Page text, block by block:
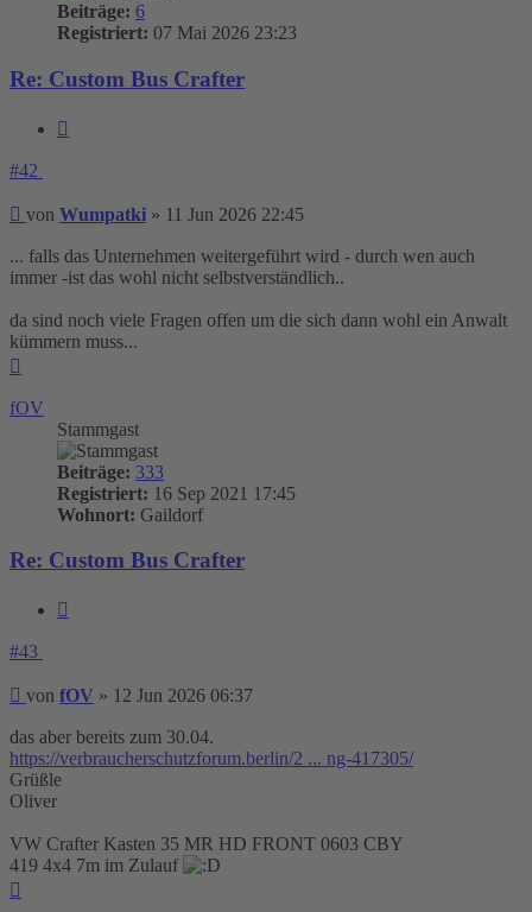
Beiträge: 6
Registriert: 07 Mai 2026 23:23
Re: Custom Bus Crafter
#42
Beitrag
von Wumpatki » 11 Jun 2026 22:45
... falls das Unternehmen weitergeführt wird - durch wen auch
immer -ist das wohl nicht selbstverständlich..
da sind noch viele Fragen offen um die sich dann wohl ein Anwalt
kümmern muss...
fOV
Stammgast
Beiträge: 333
Registriert: 16 Sep 2021 17:45
Wohnort: Gaildorf
Re: Custom Bus Crafter
#43
Beitrag
von fOV » 12 Jun 2026 06:37
das aber bereits zum 30.04.
https://verbraucherschutzforum.berlin/2 ... ng-417305/
Grüßle
Oliver
VW Crafter Kasten 35 MR HD FRONT 0603 CBY
419 4x4 7m im Zulauf